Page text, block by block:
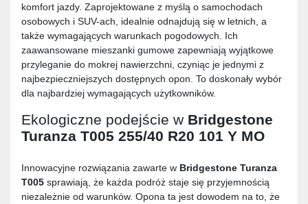
komfort jazdy. Zaprojektowane z myślą o samochodach
osobowych i SUV-ach, idealnie odnajdują się w letnich, a
także wymagających warunkach pogodowych. Ich
zaawansowane mieszanki gumowe zapewniają wyjątkowe
przyleganie do mokrej nawierzchni, czyniąc je jednymi z
najbezpieczniejszych dostępnych opon. To doskonały wybór
dla najbardziej wymagających użytkowników.
Ekologiczne podejście w Bridgestone
Turanza T005 255/40 R20 101 Y MO
Innowacyjne rozwiązania zawarte w Bridgestone Turanza
T005 sprawiają, że każda podróż staje się przyjemnością
niezależnie od warunków. Opona ta jest dowodem na to, że